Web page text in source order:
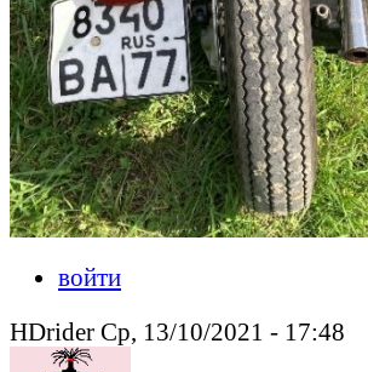
войти
HDrider Ср, 13/10/2021 - 17:48